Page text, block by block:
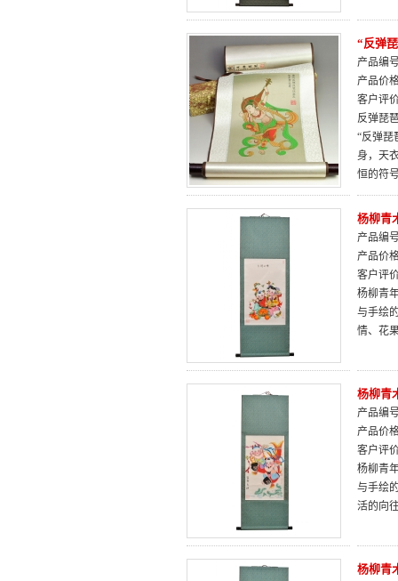
“反弹
产品编
产品价
客户评
反弹琵
“反弹琵
身，天
恒的符
杨柳青
产品编
产品价
客户评
杨柳青
与手绘
情、花
杨柳青
产品编
产品价
客户评
杨柳青
与手绘
活的向
杨柳青